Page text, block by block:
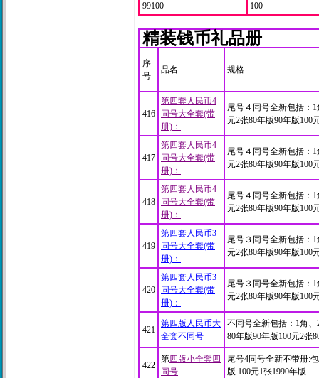
99100
100
精装钱币礼品册
序
号
品名 规格
416
第四套人民币4
同号大全套(带
册)：
尾号４同号全新包括：1
元2张80年版90年版100
417
第四套人民币4
同号大全套(带
册)：
尾号４同号全新包括：1
元2张80年版90年版100
418
第四套人民币4
同号大全套(带
册)：
尾号４同号全新包括：1
元2张80年版90年版100
419
第四套人民币3
同号大全套(带
册)：
尾号３同号全新包括：1
元2张80年版90年版100
420
第四套人民币3
同号大全套(带
册)：
尾号３同号全新包括：1
元2张80年版90年版100
421
第四版人民币大
全套不同号
不同号全新包括：1角、
80年版90年版100元2张
422
第四版小全套四
同号
尾号4同号全新不带册:
版.100元1张1990年版